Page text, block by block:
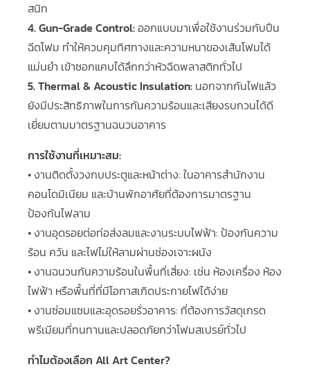
สนิท
4. Gun-Grade Control:ออกแบบมาเพื่อใช้งานร่วมกับปืน
ฉีดโฟม ทำให้ควบคุมทิศทางและความหนาของเส้นโฟมได้
แม่นยำ เข้าซอกแคบได้ลึกกว่าหัวฉีดพลาสติกทั่วไป
5. Thermal & Acoustic Insulation: นอกจากกันไฟแล้ว
ยังมีประสิทธิภาพในการกันความร้อนและเสียงรบกวนได้ดี
เยี่ยมตามมาตรฐานฉนวนอาคาร
การใช้งานที่เหมาะสม:
• งานติดตั้งวงกบประตูและหน้าต่าง: ในอาคารสำนักงาน
คอนโดมิเนียม และบ้านพักอาศัยที่ต้องการมาตรฐาน
ป้องกันไฟลาม
• งานอุดรอยต่อท่อส่งลมและงานระบบไฟฟ้า: ป้องกันความ
ร้อน ควัน และไฟไม่ให้ลามผ่านช่องเจาะผนัง
• งานฉนวนกันความร้อนในพื้นที่เสี่ยง: เช่น ห้องเครื่อง ห้อง
ไฟฟ้า หรือพื้นที่ที่มีโอกาสเกิดประกายไฟได้ง่าย
• งานซ่อมแซมและอุดรอยรั่วอาคาร: ที่ต้องการวัสดุเกรด
พรีเมียมที่ทนทานและปลอดภัยกว่าโฟมสเปรย์ทั่วไป
ทำไมต้องเลือก All Art Center?